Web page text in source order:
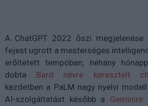
A ChatGPT 2022 őszi
fejest ugrott a mesterséges
erőltetett tempóban, néhány
dobta Bard névre keresztelt
kezdetben a PaLM nagy nyelvi
AI-szolgáltatást később a Geminire